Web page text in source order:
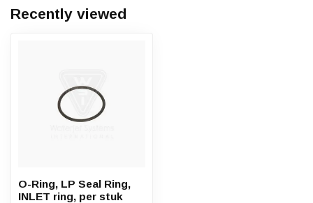
Recently viewed
O-Ring, LP Seal Ring,
INLET ring, per stuk